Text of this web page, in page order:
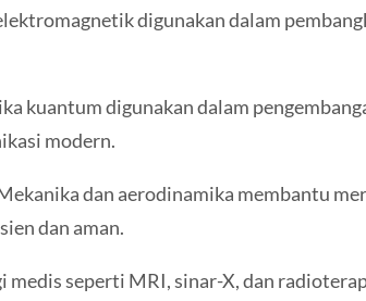
digunakan dalam
kuantum digunakan dalam
modern.
dan aerodinamika membantu
dan aman.
medis seperti MRI, sinar-X, dan